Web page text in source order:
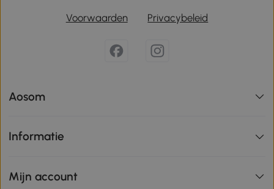
Voorwaarden Privacybeleid
Aosom
Informatie
Mijn account